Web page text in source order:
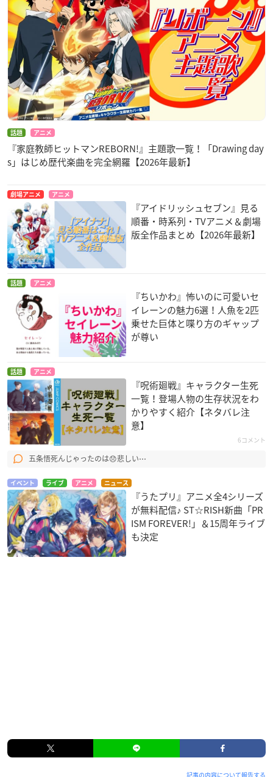
話題 アニメ
『家庭教師ヒットマンREBORN!』主題歌一覧！「Drawing day
s」はじめ歴代楽曲を完全網羅【2026年最新】
劇場アニメ アニメ
『アイドリッシュセブン』見る
順番・時系列・TVアニメ＆劇場
版全作品まとめ【2026年最新】
話題 アニメ
『ちいかわ』怖いのに可愛いセ
イレーンの魅力6選！人魚を2匹
乗せた巨体と喋り方のギャップ
が尊い
話題 アニメ
『呪術廻戦』キャラクター生死
一覧！登場人物の生存状況をわ
かりやすく紹介【ネタバレ注
意】
6コメント
五条悟死んじゃったのは😞悲しい⋯
イベント ライブ アニメ ニュース
『うたプリ』アニメ全4シリーズ
が無料配信♪ ST☆RISH新曲「PR
ISM FOREVER!」＆15周年ライブ
も決定
記事の内容について報告する